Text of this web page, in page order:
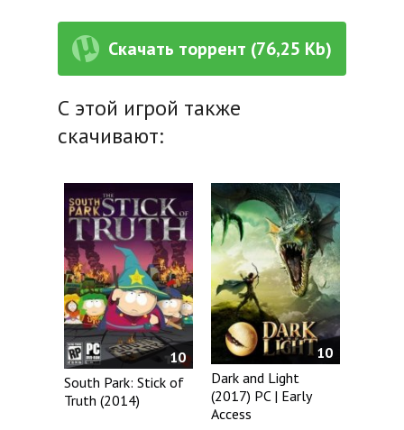
Скачать торрент (76,25 Kb)
С этой игрой также
скачивают:
10
South Park: Stick of
Truth (2014)
10
Dark and Light
(2017) PC | Early
Access